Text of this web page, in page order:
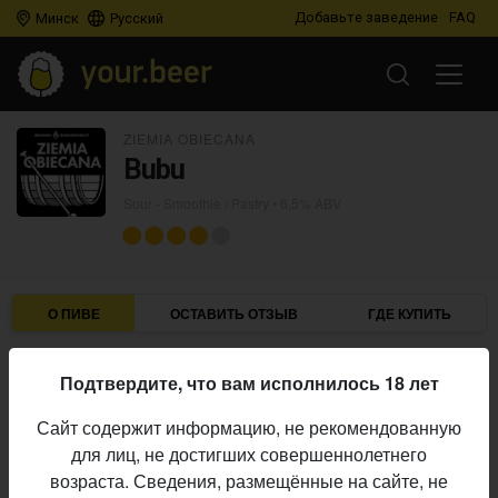
Минск Русский Добавьте заведение FAQ
Bubu
О ПИВЕ ОСТАВИТЬ ОТЗЫВ ГДЕ КУПИТЬ
Пивоварня:
Алкоголь:
6,5%
Начало
выпуска:
10.06.2026
Подтвердите, что вам исполнилось 18 лет
Сайт содержит информацию, не рекомендованную
для лиц, не достигших совершеннолетнего
возраста. Сведения, размещённые на сайте, не